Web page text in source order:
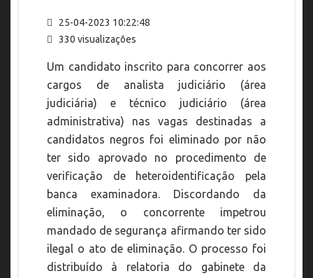
25-04-2023 10:22:48
330 visualizações
Um candidato inscrito para concorrer aos
cargos de analista judiciário (área
judiciária) e técnico judiciário (área
administrativa) nas vagas destinadas a
candidatos negros foi eliminado por não
ter sido aprovado no procedimento de
verificação de heteroidentificação pela
banca examinadora. Discordando da
eliminação, o concorrente impetrou
mandado de segurança afirmando ter sido
ilegal o ato de eliminação. O processo foi
distribuído à relatoria do gabinete da